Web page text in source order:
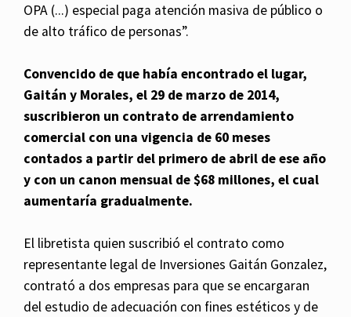
OPA (...) especial paga atención masiva de público o
de alto tráfico de personas”.
Convencido de que había encontrado el lugar,
Gaitán y Morales, el 29 de marzo de 2014,
suscribieron un contrato de arrendamiento
comercial con una vigencia de 60 meses
contados a partir del primero de abril de ese año
y con un canon mensual de $68 millones, el cual
aumentaría gradualmente.
El libretista quien suscribió el contrato como
representante legal de Inversiones Gaitán Gonzalez,
contrató a dos empresas para que se encargaran
del estudio de adecuación con fines estéticos y de